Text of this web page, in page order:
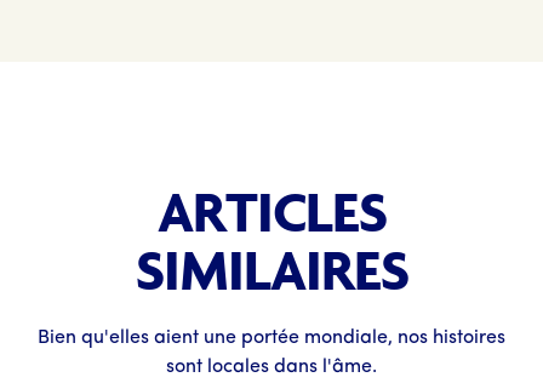
ARTICLES
SIMILAIRES
Bien qu'elles aient une portée mondiale, nos histoires
sont locales dans l'âme.